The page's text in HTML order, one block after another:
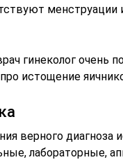
менструации
гинеколог очень
истощение
верного диагноза
лабораторные,